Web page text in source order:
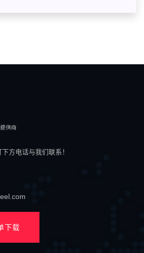
方电话与我们联系！
下载